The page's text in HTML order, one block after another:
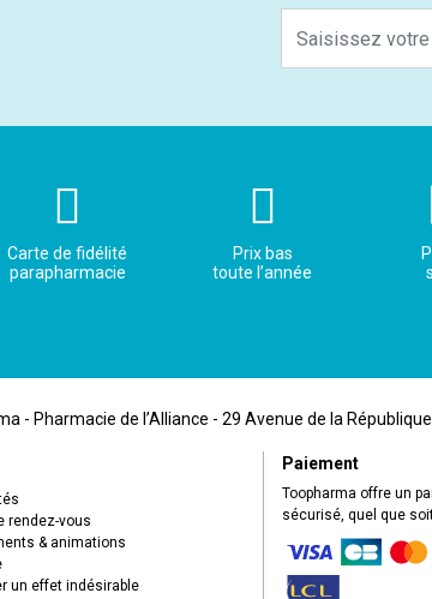
Carte de fidélité
parapharmacie
Prix bas
toute l’année
- Pharmacie de l’Alliance - 29 Avenue de la
rendez-vous
& animations
un effet indésirable
Paiement
Toopharma offre un
sécurisé, quel que